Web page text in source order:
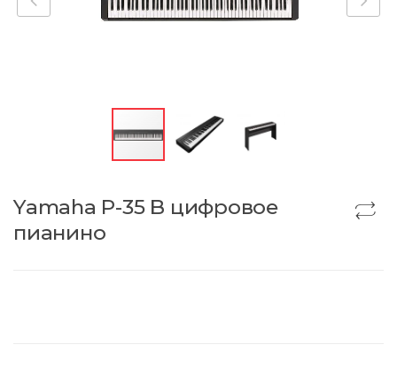
Yamaha P-35 B цифровое
пианино